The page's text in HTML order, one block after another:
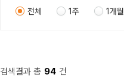
전체 1주 1개월
검색결과 총 94 건